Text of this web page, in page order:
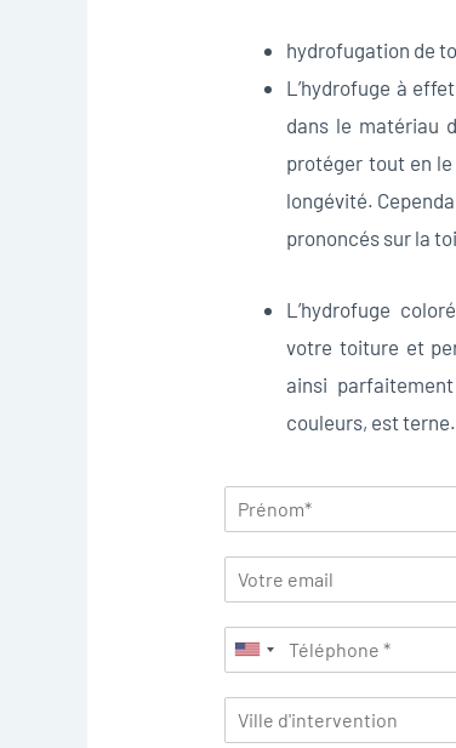
hydrofugation de
L’hydrofuge à
dans le matériau
protéger tout en
longévité.
prononcés sur la
L’hydrofuge
votre toiture et
ainsi
couleurs, est terne.